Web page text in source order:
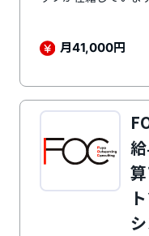
新、銀行送金デー
を標準搭載し、社
プションも用意。「
月41,000円